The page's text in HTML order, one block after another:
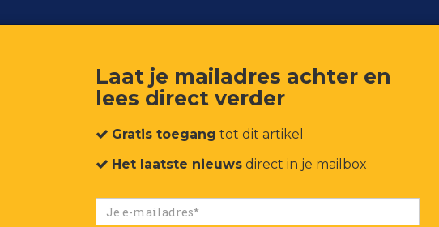
Events Connect Jobs
Laat je mailadres achter en
lees direct verder
Gratis toegang tot dit artikel
Het laatste nieuws direct in je mailbox